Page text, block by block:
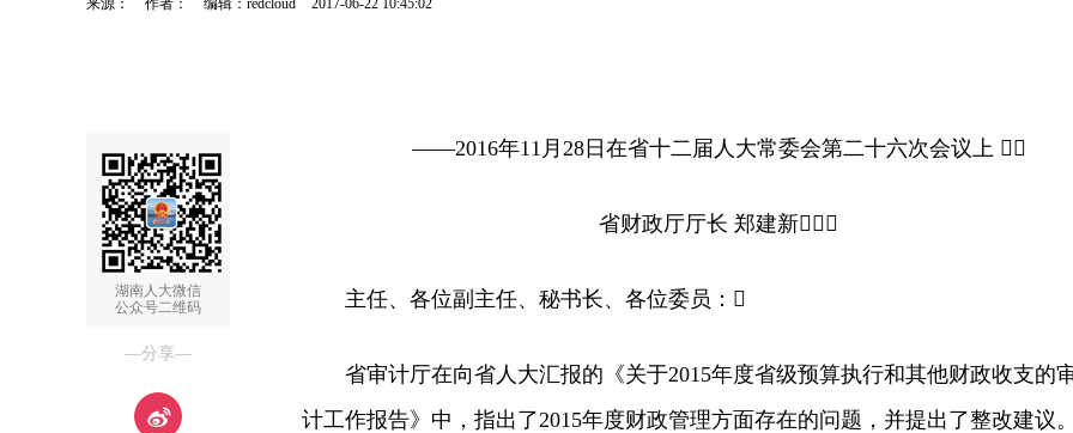
来源： 作者： 编辑：redcloud 2017-06-22 10:45:02
湖南人大微信
公众号二维码
—分享—
——2016年11月28日在省十二届人大常委会第二十六次会议上 
省财政厅厅长 郑建新
主任、各位副主任、秘书长、各位委员：
省审计厅在向省人大汇报的《关于2015年度省级预算执行和其他财政收支的
计工作报告》中，指出了2015年度财政管理方面存在的问题，并提出了整改建议。